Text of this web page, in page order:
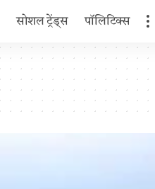
सोशल ट्रेंड्स पॉलिटिक्स